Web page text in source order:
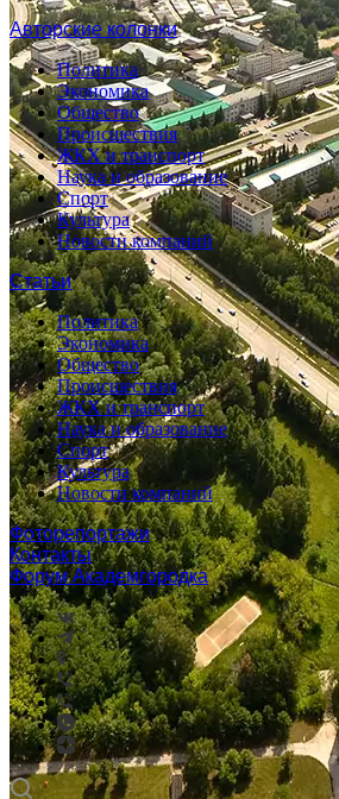
Авторские колонки
Политика
Экономика
Общество
Происшествия
ЖКХ и транспорт
Наука и образование
Спорт
Культура
Новости компаний
Статьи
Политика
Экономика
Общество
Происшествия
ЖКХ и транспорт
Наука и образование
Спорт
Культура
Новости компаний
Фоторепортажи
Контакты
Форум Академгородка